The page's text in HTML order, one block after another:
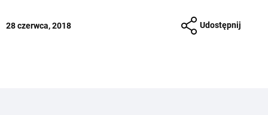
28 czerwca, 2018 Udostępnij